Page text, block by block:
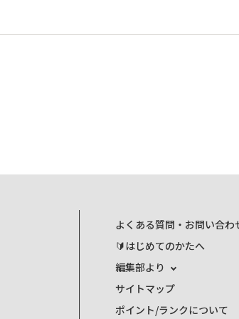
よくある質問・お問い合わ
🔰はじめてのかたへ
編集部より
サイトマップ
ポイント/ランクについて